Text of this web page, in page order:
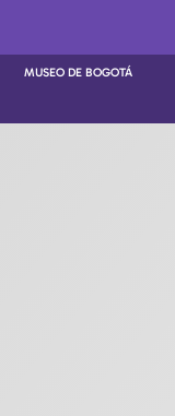
MUSEO DE BOGOTÁ